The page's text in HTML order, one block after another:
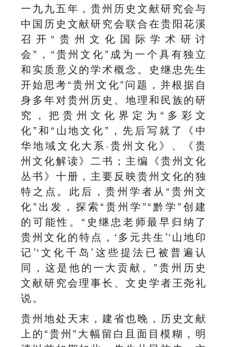
一九九五年，贵州历史文献研究会与
中国历史文献研究会联合在贵阳花溪
召开“贵州文化国际学术研讨
会”，“贵州文化”成为一个具有独立
和实质意义的学术概念。史继忠先生
开始思考“贵州文化”问题，并根据自
身多年对贵州历史、地理和民族的研
究，把贵州文化界定为“多彩文
化”和“山地文化”，先后写就了《中
华地域文化大系·贵州文化》、《贵
州文化解读》二书；主编《贵州文化
丛书》十册，主要反映贵州文化的独
特之点。此后，贵州学者从“贵州文
化”出发，探索“贵州学”“黔学”创建
的可能性。“史继忠老师最早归纳了
贵州文化的特点，‘多元共生’‘山地印
记’‘文化千岛’这些提法已被普遍认
同，这是他的一大贡献。”贵州历史
文献研究会理事长、文史学者王尧礼
说。
贵州地处天末，建省也晚，历史文献
上的“贵州”大幅留白且面目模糊，明